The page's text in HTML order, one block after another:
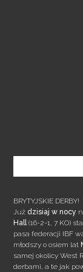
BRYTYJSKIE DERBY!
Już dzisiaj w nocy
Hall
(16-2-1, 7 KO)
pasa federacji IBF
młodszy o osiem lat
samej okolicy West
derbami, a te jak